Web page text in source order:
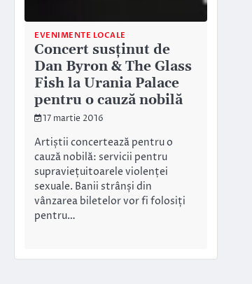
EVENIMENTE LOCALE
Concert susținut de
Dan Byron & The Glass
Fish la Urania Palace
pentru o cauză nobilă
17 martie 2016
Artiștii concertează pentru o
cauză nobilă: servicii pentru
supraviețuitoarele violenței
sexuale. Banii strânși din
vânzarea biletelor vor fi folosiți
pentru…